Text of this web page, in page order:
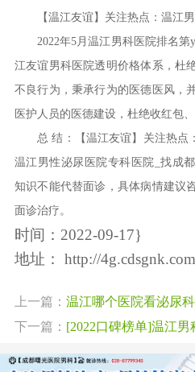
【温江友谊】关注热点：温江男
2022年5月温江男科医院排名第
江友谊男科医院透明价格体系，杜
不良行为，秉承行为的医德医风，
医护人员的医德建设，杜绝收红包
总 结：【温江友谊】关注热点：
温江男性泌尿医院专科医院_找成
知识不能代替面诊，具体病情建议
面诊治疗。
时间：2022-09-17}
地址：
http://
上一篇：
下一篇：